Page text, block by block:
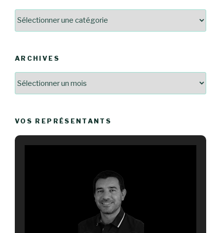
ARCHIVES
VOS REPRÉSENTANTS